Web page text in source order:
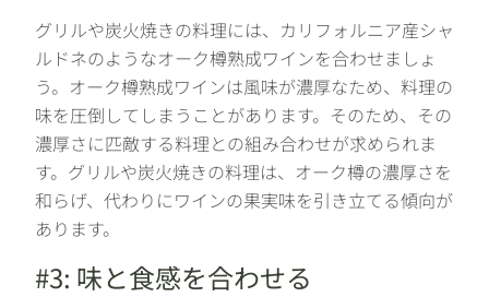
グリルや炭火焼きの料理には、カリフォルニア産シャ
ルドネのようなオーク樽熟成ワインを合わせましょ
う。オーク樽熟成ワインは風味が濃厚なため、料理の
味を圧倒してしまうことがあります。そのため、その
濃厚さに匹敵する料理との組み合わせが求められま
す。グリルや炭火焼きの料理は、オーク樽の濃厚さを
和らげ、代わりにワインの果実味を引き立てる傾向が
あります。
#3: 味と食感を合わせる